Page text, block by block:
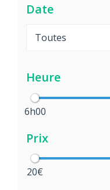
Date
Heure
6h00
Prix
20€